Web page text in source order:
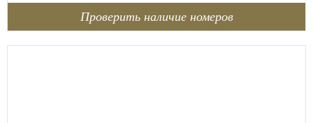
Проверить наличие номеров